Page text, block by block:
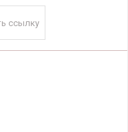
ссылку